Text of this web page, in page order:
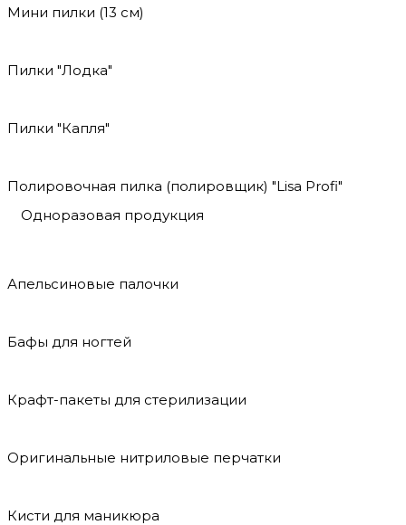
Мини пилки (13 см)
Пилки "Лодка"
Пилки "Капля"
Полировочная пилка (полировщик) "Lisa Profi"
Одноразовая продукция
Апельсиновые палочки
Бафы для ногтей
Крафт-пакеты для стерилизации
Оригинальные нитриловые перчатки
Кисти для маникюра